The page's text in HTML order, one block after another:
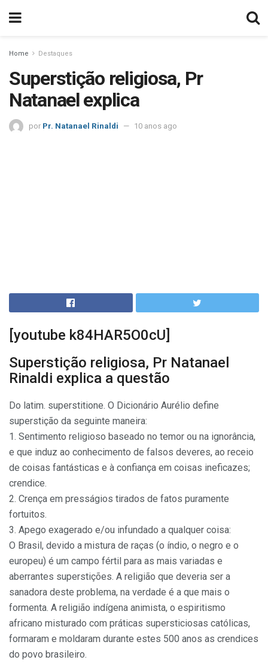
Home Destaques
Superstição religiosa, Pr
Natanael explica
por Pr. Natanael Rinaldi 10 anos ago
[youtube k84HAR5O0cU]
Superstição religiosa, Pr Natanael
Rinaldi explica a questão
Do latim. superstitione. O Dicionário Aurélio define
superstição da seguinte maneira:
1. Sentimento religioso baseado no temor ou na ignorância,
e que induz ao conhecimento de falsos deveres, ao receio
de coisas fantásticas e à confiança em coisas ineficazes;
crendice.
2. Crença em presságios tirados de fatos puramente
fortuitos.
3. Apego exagerado e/ou infundado a qualquer coisa:
O Brasil, devido a mistura de raças (o índio, o negro e o
europeu) é um campo fértil para as mais variadas e
aberrantes superstições. A religião que deveria ser a
sanadora deste problema, na verdade é a que mais o
formenta. A religião indígena animista, o espiritismo
africano misturado com práticas supersticiosas católicas,
formaram e moldaram durante estes 500 anos as crendices
do povo brasileiro.